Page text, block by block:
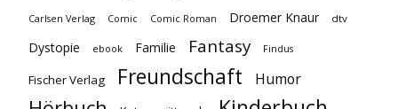
Carlsen Verlag Comic Comic Roman Droemer Knaur dtv
Dystopie ebook Familie Fantasy Findus
Fischer Verlag Freundschaft Humor